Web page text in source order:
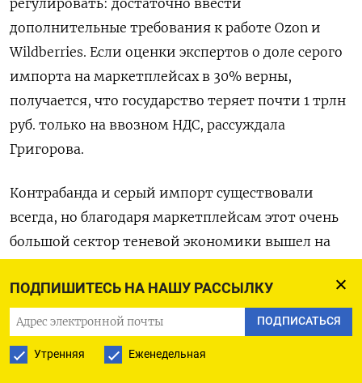
ПОДПИШИТЕСЬ НА НАШУ РАССЫЛКУ
ПОДПИСАТЬСЯ
Утренняя Еженедельная
регулировать: достаточно ввести
дополнительные требования к работе Ozon и
Wildberries. Если оценки экспертов о доле серого
импорта на маркетплейсах в 30% верны,
получается, что государство теряет почти 1 трлн
руб. только на ввозном НДС, рассуждала
Григорова.
Контрабанда и серый импорт существовали
всегда, но благодаря маркетплейсам этот очень
большой сектор теневой экономики вышел на
каждый год продажи онлайн-платформ, поняла,
что с этого огромного оборота не оплачиваются
никакие налоги, рассказывал на вебинаре
учредитель холдинга по поставкам